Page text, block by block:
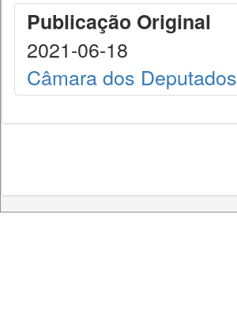
Publicação Original
2021-06-18
Câmara dos Deputados